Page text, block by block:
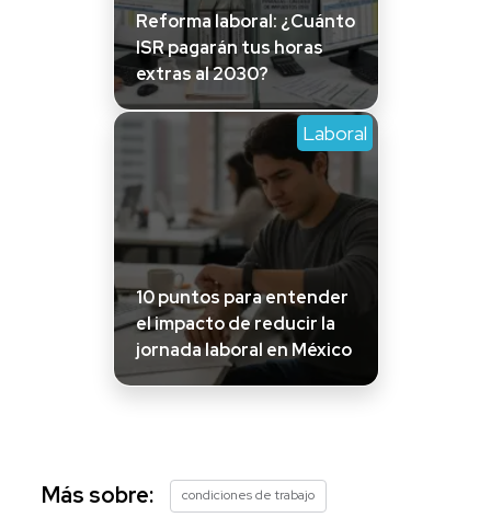
Reforma laboral: ¿Cuánto
ISR pagarán tus horas
extras al 2030?
Laboral
10 puntos para entender
el impacto de reducir la
jornada laboral en México
Más sobre: condiciones de trabajo